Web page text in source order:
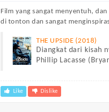
Film yang sangat menyentuh,
di tonton dan sangat
THE UPSIDE (2018)
Diangkat dari kisah
Phillip Lacasse
Like Dislike